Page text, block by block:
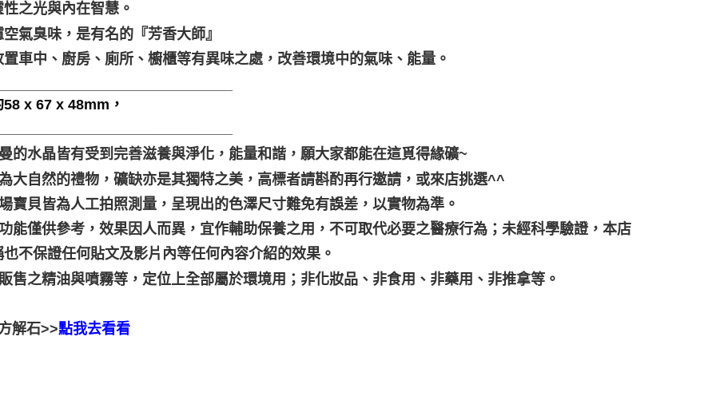
之光與內在智慧。
氣臭味，是有名的『芳香大師』
置車中、廚房、廁所、櫥櫃等有異味之處，改善環境中的氣味、能量。
58 x 67 x 48mm，
的水晶皆有受到完善滋養與淨化，能量和諧，願大家都能在這覓得緣礦~
大自然的禮物，礦缺亦是其獨特之美，高標者請斟酌再行邀請，或來店挑選^^
寶貝皆為人工拍照測量，呈現出的色澤尺寸難免有誤差，以實物為準。
能僅供參考，效果因人而異，宜作輔助保養之用，不可取代必要之醫療行為；未經科學驗證，本店
也不保證任何貼文及影片內等任何內容介紹的效果。
售之精油與噴霧等，定位上全部屬於環境用；非化妝品、非食用、非藥用、非推拿等。
解石>>點我去看看